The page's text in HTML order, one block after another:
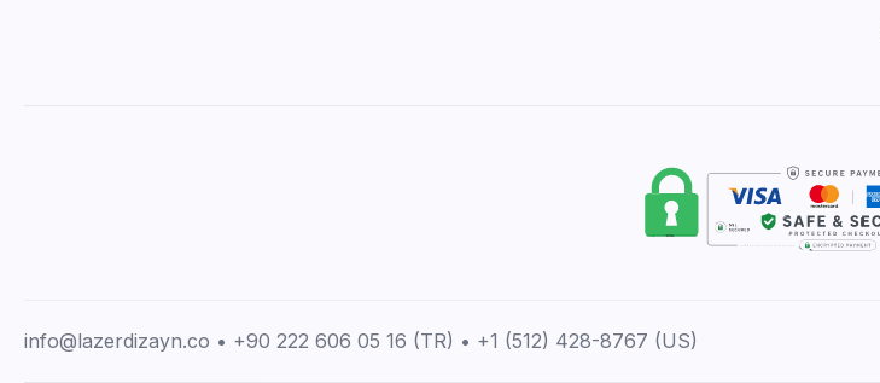
info@lazerdizayn.co • +90 222 606 05 16 (TR) • +1 (512) 428-8767 (US)